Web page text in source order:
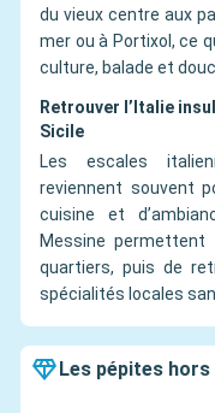
du vieux centre aux
mer ou à Portixol, ce
culture, balade et
Retrouver l’Italie
Sicile
Les escales
reviennent souvent
cuisine et
Messine
quartiers, puis de
spécialités locales
Les pépites